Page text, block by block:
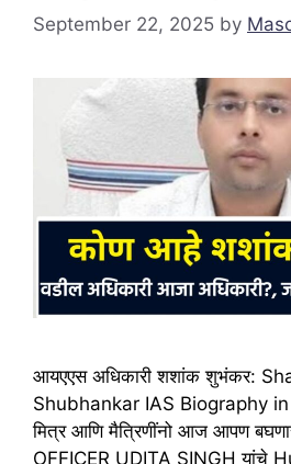
September 22, 2025 by
आयएएस अधिकारी शशांक शुभंकर:
Shubhankar IAS Biography
मित्र आणि मैत्रिणींनो आज आपण
OFFICER UDITA SINGH यांचे